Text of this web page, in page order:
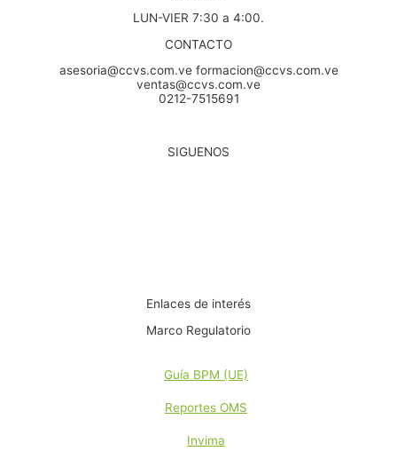
LUN-VIER 7:30 a 4:00.
CONTACTO
asesoria@ccvs.com.ve formacion@ccvs.com.ve
ventas@ccvs.com.ve
0212-7515691
SIGUENOS
Enlaces de interés
Marco Regulatorio
Guía BPM (UE)
Reportes OMS
Invima